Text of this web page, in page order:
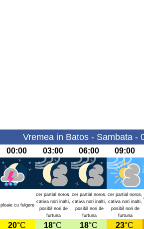
Vremea in Batos - Sambata -
00:00 03:00 06:00 09:00
ploaie cu fulgere
cer partial noros,
cativa nori inalti,
posibil nori de
furtuna
cer partial noros,
cativa nori inalti,
posibil nori de
furtuna
cer partial noros,
cativa nori inalti,
posibil nori de
furtuna
20°C 18°C 18°C 23°C